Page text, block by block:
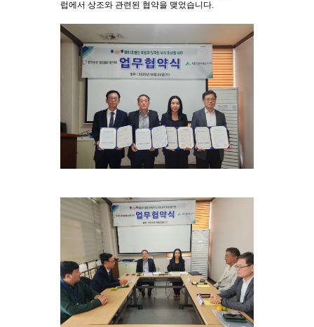
럽에서 상조와 관련된 협약을 맺었습니다.